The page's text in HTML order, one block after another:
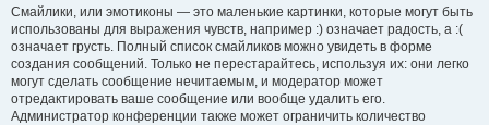
Смайлики, или эмотиконы — это маленькие картинки, которые могут быть
использованы для выражения чувств, например :) означает радость, а :(
означает грусть. Полный список смайликов можно увидеть в форме
создания сообщений. Только не перестарайтесь, используя их: они легко
могут сделать сообщение нечитаемым, и модератор может
отредактировать ваше сообщение или вообще удалить его.
Администратор конференции также может ограничить количество